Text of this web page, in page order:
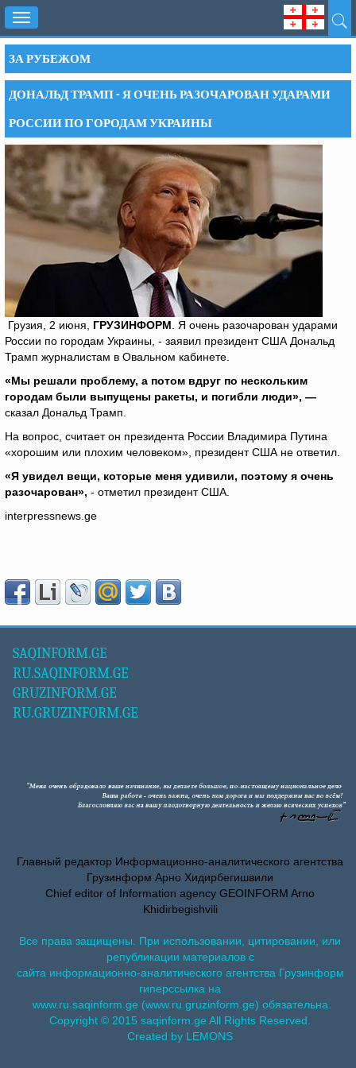
Toggle
navigation
ЗА РУБЕЖОМ
ДОНАЛЬД ТРАМП - Я ОЧЕНЬ РАЗОЧАРОВАН УДАРАМИ
РОССИИ ПО ГОРОДАМ УКРАИНЫ
Грузия, 2 июня, ГРУЗИНФОРМ . Я очень разочарован ударами
России по городам Украины, - заявил президент США Дональд
Трамп журналистам в Овальном кабинете.
«Мы решали проблему, а потом вдруг по нескольким
городам были выпущены ракеты, и погибли люди», —
сказал Дональд Трамп.
На вопрос, считает он президента России Владимира Путина
«хорошим или плохим человеком», президент США не ответил.
«Я увидел вещи, которые меня удивили, поэтому я очень
разочарован», - отметил президент США.
interpressnews.ge
SAQINFORM.GE
RU.SAQINFORM.GE
GRUZINFORM.GE
RU.GRUZINFORM.GE
Главный редактор Информационно-аналитического агентства
Грузинформ Арно Хидирбегишвили
Chief editor of Information agency GEOINFORM Arno
Khidirbegishvili
Все права защищены. При использовании, цитировании, или
републикации материалов с
сайта информационно-аналитического агентства Грузинформ
гиперссылка на
www.ru.saqinform.ge (www.ru.gruzinform.ge) обязательна.
Copyright © 2015 saqinform.ge All Rights Reserved.
Created by LEMONS